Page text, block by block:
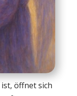
öffnet sich